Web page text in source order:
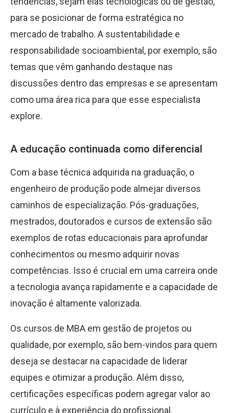
para se posicionar de forma estratégica no
mercado de trabalho. A sustentabilidade e
responsabilidade socioambiental, por exemplo, são
temas que vêm ganhando destaque nas
discussões dentro das empresas e se apresentam
como uma área rica para que esse especialista
explore.
A educação continuada como diferencial
Com a base técnica adquirida na graduação, o
engenheiro de produção pode almejar diversos
caminhos de especialização. Pós-graduações,
mestrados, doutorados e cursos de extensão são
exemplos de rotas educacionais para aprofundar
conhecimentos ou mesmo adquirir novas
competências. Isso é crucial em uma carreira onde
a tecnologia avança rapidamente e a capacidade de
inovação é altamente valorizada.
Os cursos de MBA em gestão de projetos ou
qualidade, por exemplo, são bem-vindos para quem
deseja se destacar na capacidade de liderar
equipes e otimizar a produção. Além disso,
certificações específicas podem agregar valor ao
currículo e à experiência do profissional.